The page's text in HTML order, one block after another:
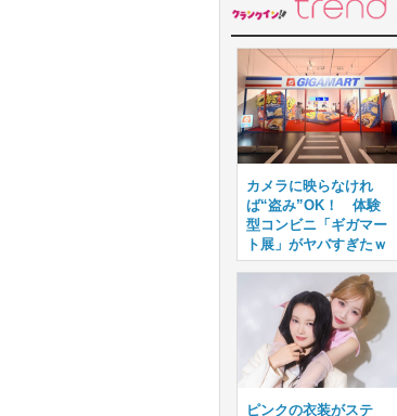
カメラに映らなけれ
ば“盗み”OK！ 体験
型コンビニ「ギガマー
ト展」がヤバすぎたｗ
ピンクの衣装がステ